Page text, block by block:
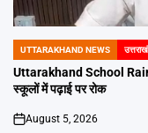
POSTED
IN
UTTARAKHAND NEWS
Uttarakhand School Rain
स्कूलों में पढ़ाई पर रोक
on
August 5, 2026